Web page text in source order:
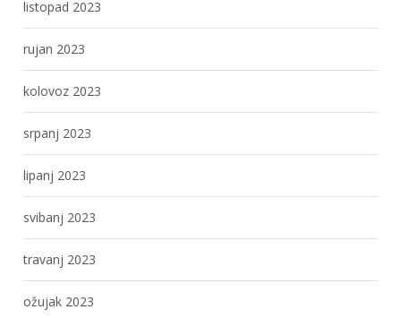
listopad 2023
rujan 2023
kolovoz 2023
srpanj 2023
lipanj 2023
svibanj 2023
travanj 2023
ožujak 2023